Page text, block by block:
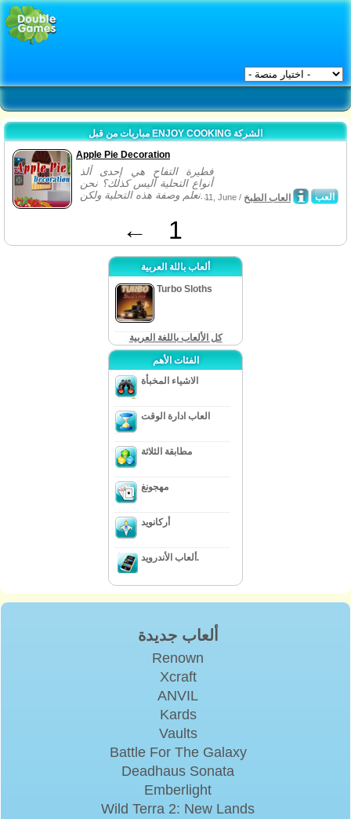
مباريات من قبل ENJOY COOKING الشركة
Apple Pie Decoration
فطيرة التفاح هي إحدى ألذ
أنواع التحلية أليس كذلك؟ نحن
نعلم وصفة هذه التحلية ولكن...
العب 11, June / العاب الطبخ
← 1
ألعاب باللة العربية
Turbo Sloths
كل الألعاب باللغة العربية
الفئات الأهم
الاشياء المخبأة
العاب ادارة الوقت
مطابقة الثلاثة
مهجونغ
أركانويد
ألعاب الأندرويد.
ألعاب جديدة
Renown
Xcraft
ANVIL
Kards
Vaults
Battle For The Galaxy
Deadhaus Sonata
Emberlight
Wild Terra 2: New Lands